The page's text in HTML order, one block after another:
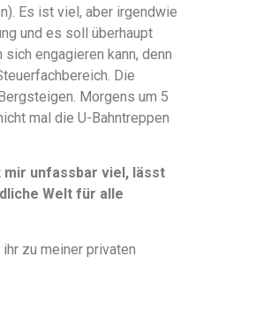
Es ist viel, aber irgendwie
und es soll überhaupt
engagieren kann, denn
Die
Morgens um 5
mal die U-Bahntreppen
mir unfassbar viel, lässt
Welt für alle
zu meiner privaten